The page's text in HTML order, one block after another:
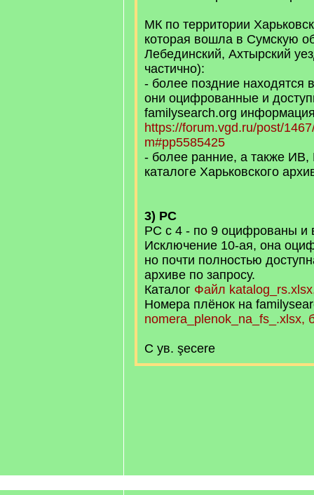
МК по территории
которая вошла в Сумскую
Лебединский, Ахтырский
частично):
- более поздние находятся
они оцифрованные и
familysearch.org
https://forum.vgd.ru/post/
m#pp5585425
- более ранние, а также ИВ,
каталоге Харьковского
3) РС
РС с 4 - по 9 оцифрованы и
Исключение 10-ая, она
но почти полностью
архиве по запросу.
Каталог Файл
Номера плёнок на
nomera_plenok_na_fs_.xlsx,
С ув. şecere